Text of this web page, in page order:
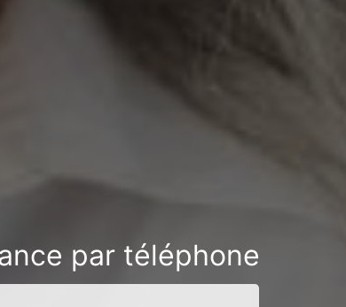
par téléphone